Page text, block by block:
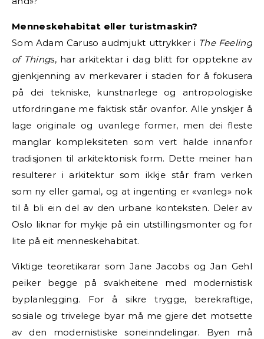
Menneskehabitat eller turistmaskin?
Som Adam Caruso audmjukt uttrykker i The Feeling
of Things, har arkitektar i dag blitt for opptekne av
gjenkjenning av merkevarer i staden for å fokusera
på dei tekniske, kunstnarlege og antropologiske
utfordringane me faktisk står ovanfor. Alle ynskjer å
lage originale og uvanlege former, men dei fleste
manglar kompleksiteten som vert halde innanfor
tradisjonen til arkitektonisk form. Dette meiner han
resulterer i arkitektur som ikkje står fram verken
som ny eller gamal, og at ingenting er «vanleg» nok
til å bli ein del av den urbane konteksten. Deler av
Oslo liknar for mykje på ein utstillingsmonter og for
lite på eit menneskehabitat.
Viktige teoretikarar som Jane Jacobs og Jan Gehl
peiker begge på svakheitene med modernistisk
byplanlegging. For å sikre trygge, berekraftige,
sosiale og trivelege byar må me gjere det motsette
av den modernistiske soneinndelingar. Byen må